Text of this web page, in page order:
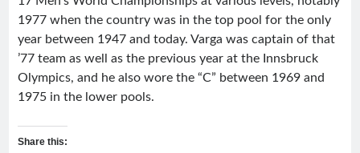
1977 when the country was in the top pool for the only
year between 1947 and today. Varga was captain of that
’77 team as well as the previous year at the Innsbruck
Olympics, and he also wore the “C” between 1969 and
1975 in the lower pools.
Share this: